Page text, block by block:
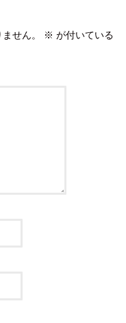
せん。 ※ が付いている